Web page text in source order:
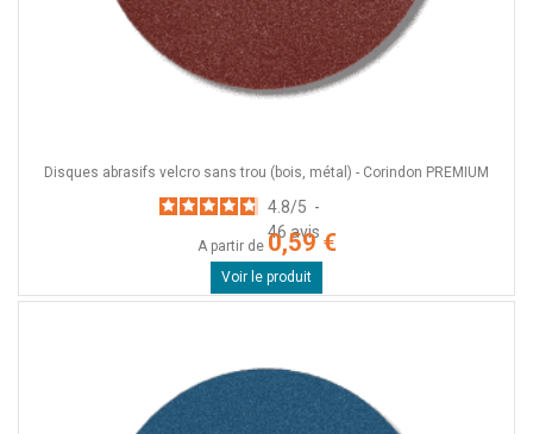
Disques abrasifs velcro sans trou (bois, métal) - Corindon PREMIUM
4.8/5 -
46avis
A partir de 0,59 €
Voir le produit